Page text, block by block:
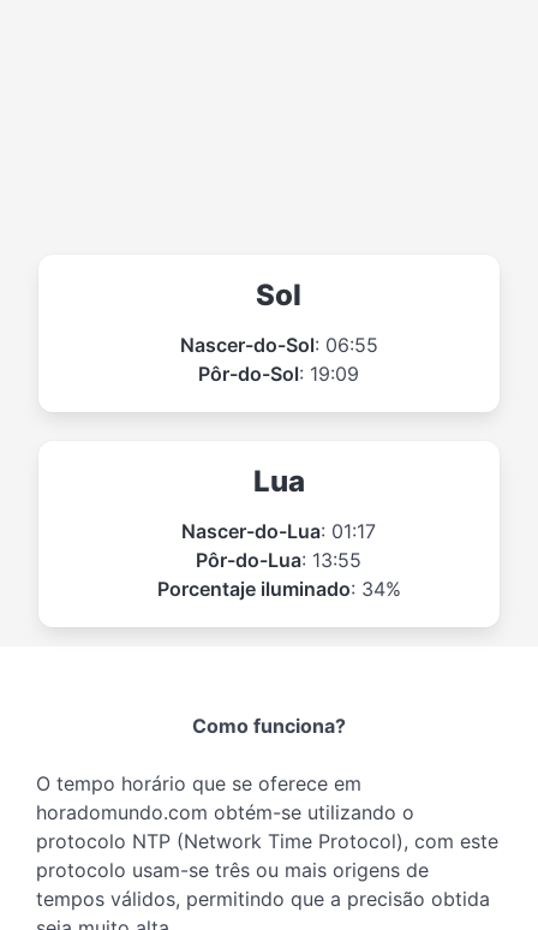
Sol
Nascer-do-Sol: 06:55
Pôr-do-Sol: 19:09
Lua
Nascer-do-Lua: 01:17
Pôr-do-Lua: 13:55
Porcentaje iluminado: 34%
Como funciona?
O tempo horário que se oferece em
horadomundo.com obtém-se utilizando o
protocolo NTP (Network Time Protocol), com este
protocolo usam-se três ou mais origens de
tempos válidos, permitindo que a precisão obtida